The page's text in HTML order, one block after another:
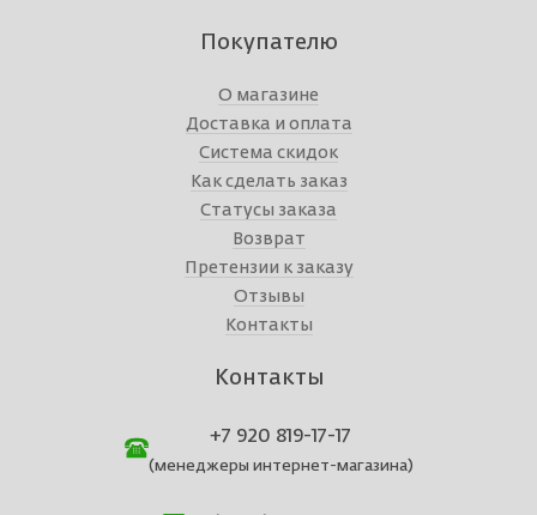
Покупателю
О магазине
Доставка и оплата
Система скидок
Как сделать заказ
Статусы заказа
Возврат
Претензии к заказу
Отзывы
Контакты
Контакты
+7 920 819-17-17
(менеджеры интернет-магазина)